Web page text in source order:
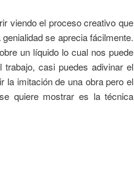
d
a
s
viendo el proceso creativo que
se aprecia fácilmente.
un líquido lo cual nos puede
casi puedes adivinar el
la imitación de una obra pero el
quiere mostrar es la técnica